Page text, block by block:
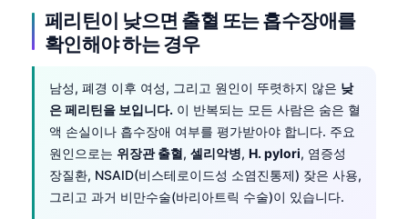
페리틴이 낮으면 출혈 또는 흡수장애를
확인해야 하는 경우
남성, 폐경 이후 여성, 그리고 원인이 뚜렷하지 않은 낮
은 페리틴을 보입니다. 이 반복되는 모든 사람은 숨은 혈
액 손실이나 흡수장애 여부를 평가받아야 합니다. 주요
원인으로는 위장관 출혈, 셀리악병, H. pylori, 염증성
장질환, NSAID(비스테로이드성 소염진통제) 잦은 사용,
그리고 과거 비만수술(바리아트릭 수술)이 있습니다.
Euskara
Gàidhlig
Occitan
العربية المغربية
Монгол
ພາສາລາວ